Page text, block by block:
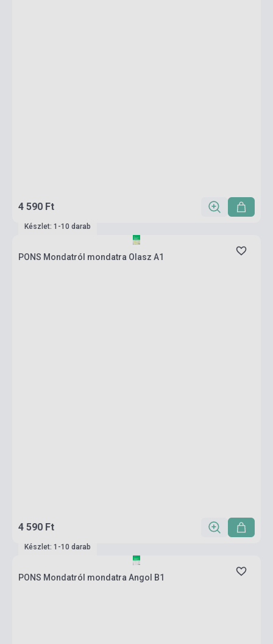
4 590 Ft
Készlet: 1-10 darab
PONS Mondatról mondatra Olasz A1
4 590 Ft
Készlet: 1-10 darab
PONS Mondatról mondatra Angol B1